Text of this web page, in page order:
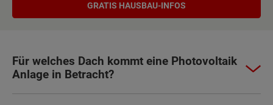
GRATIS HAUSBAU-INFOS
Für welches Dach kommt eine Photovoltaik
Anlage in Betracht?